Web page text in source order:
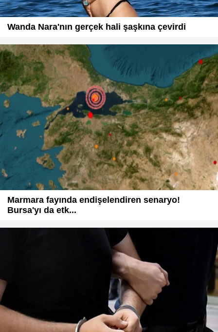
Wanda Nara'nın gerçek hali şaşkına çevirdi
Marmara fayında endişelendiren senaryo!
Bursa'yı da etk...